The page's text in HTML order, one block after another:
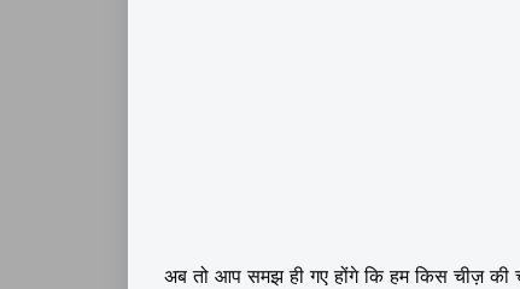
अब तो आप समझ ही गए होंगे कि हम किस चीज़ की